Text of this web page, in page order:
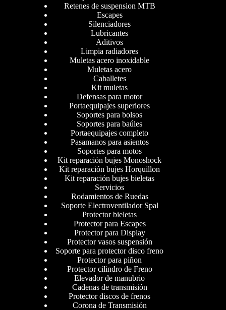
Retenes de suspension MTB
Escapes
Silenciadores
Lubricantes
Aditivos
Limpia radiadores
Muletas acero inoxidable
Muletas acero
Caballetes
Kit muletas
Defensas para motor
Portaequipajes superiores
Soportes para bolsos
Soportes para baúles
Portaequipajes completo
Pasamanos para asientos
Soportes para motos
Kit reparación bujes Monoshock
Kit reparación bujes Horquillon
Kit reparación bujes bieletas
Servicios
Rodamientos de Ruedas
Soporte Electroventilador Spal
Protector bieletas
Protector para Escapes
Protector para Display
Protector vasos suspensión
Soporte para protector disco freno
Protector para piñon
Protector cilindro de Freno
Elevador de manubrio
Cadenas de transmisión
Protector discos de frenos
Corona de Transmisión